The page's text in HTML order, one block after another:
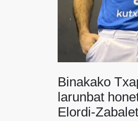
Binakako
larunbat
Elordi-